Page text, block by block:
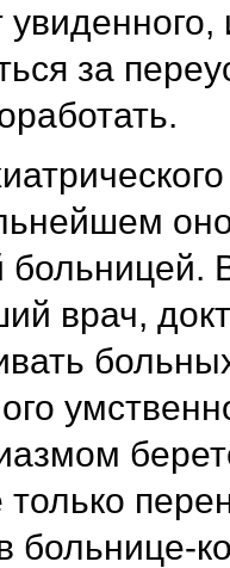
за
больницей.
врач,
больнице-